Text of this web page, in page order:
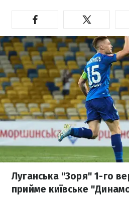
Луганська "Зоря" 1-го
прийме київське